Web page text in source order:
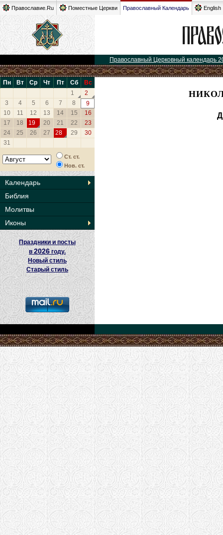
Православие.Ru Поместные Церкви Православный Календарь English
Православный Церковный календарь
Пн Вт Ср Чт Пт Сб
Вс
1
2
3
4 5 6 7 8
9
10
11 12 13 14 15
16
17
18 19 20 21 22
23
24
25 26 27 28 29
30
31
Ст. ст.
Нов. ст.
Календарь
Библия
Молитвы
Иконы
Праздники и посты
в2026 году.
Новый стиль
Старый стиль